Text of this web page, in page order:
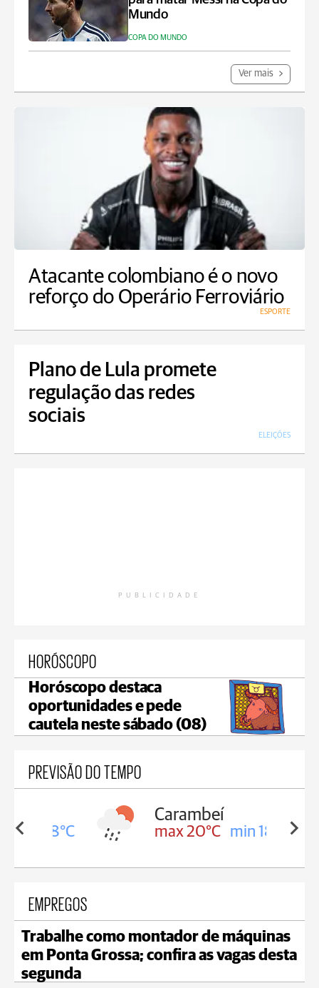
Mundo
COPA DO MUNDO
Ver mais
Atacante colombiano é o novo
reforço do Operário Ferroviário
ESPORTE
Plano de Lula promete
regulação das redes
sociais
ELEIÇÕES
PUBLICIDADE
HORÓSCOPO
Horóscopo destaca
oportunidades e pede
cautela neste sábado (08)
PREVISÃO DO TEMPO
18°C
Carambeí
max 20°C min 18°C
EMPREGOS
Trabalhe como montador de máquinas
em Ponta Grossa; confira as vagas desta
segunda